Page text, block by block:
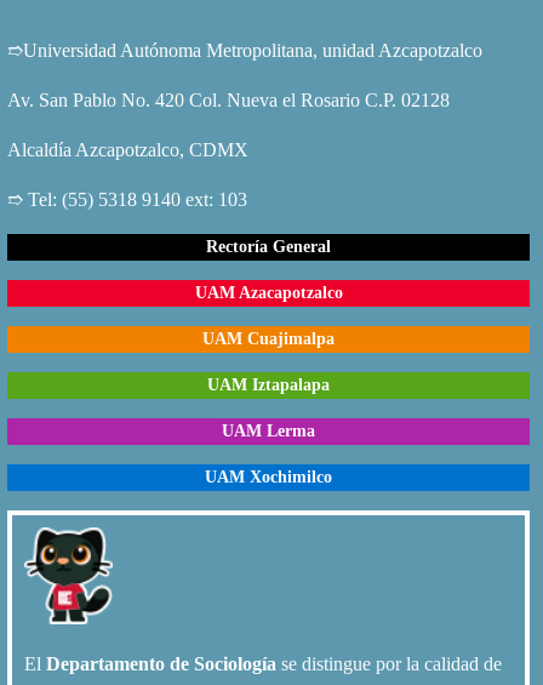
➱Universidad Autónoma Metropolitana, unidad Azcapotzalco
Av. San Pablo No. 420 Col. Nueva el Rosario C.P. 02128
Alcaldía Azcapotzalco, CDMX
➱ Tel: (55) 5318 9140 ext: 103
Rectoría General
UAM Azacapotzalco
UAM Cuajimalpa
UAM Iztapalapa
UAM Lerma
UAM Xochimilco
El Departamento de Sociología se distingue por la calidad de